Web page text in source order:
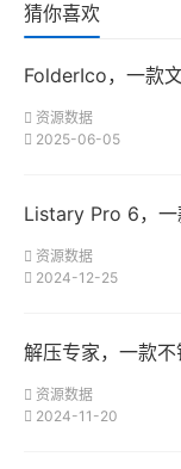
猜你喜欢
FolderIco，一款
资源数据
2025-06-05
Listary Pro 6，一
资源数据
2024-12-25
解压专家，一款
资源数据
2024-11-20